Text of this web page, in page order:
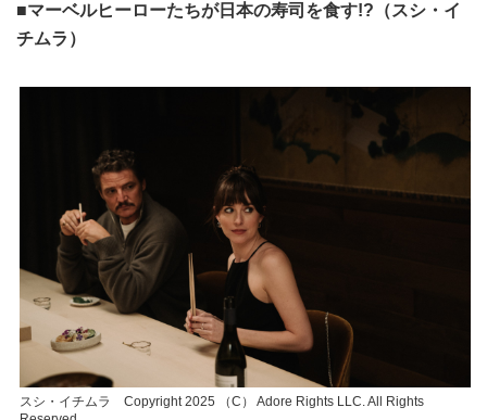
■マーベルヒーローたちが日本の寿司を食す!?（スシ・イ
チムラ）
スシ・イチムラ Copyright 2025 （C） Adore Rights LLC. All Rights